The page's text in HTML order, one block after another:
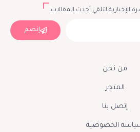
الإخبارية لتلقي أحدث المقالات
إنضم
من نحن
المتجر
إتصل بنا
الخصوصية